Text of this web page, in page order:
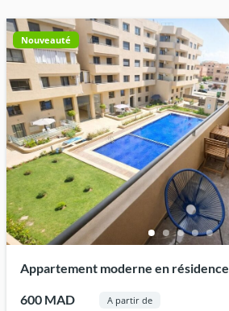
Nouveauté
Appartement moderne en résidence
600 MAD A partir de